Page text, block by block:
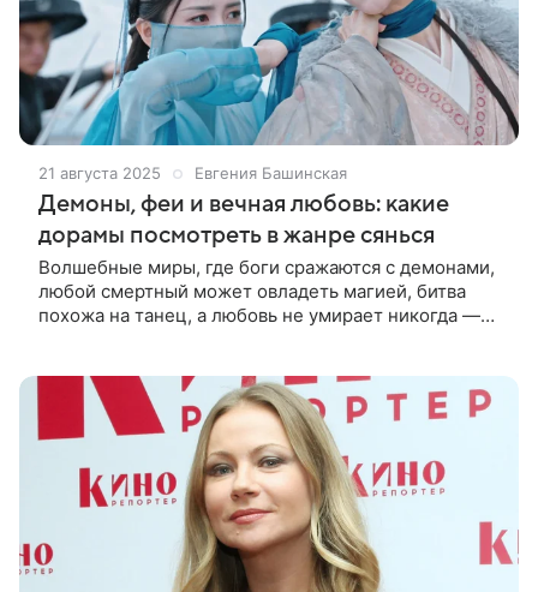
21 августа 2025 Евгения Башинская
Демоны, феи и вечная любовь: какие
дорамы посмотреть в жанре сянься
Волшебные миры, где боги сражаются с демонами,
любой смертный может овладеть магией, битва
похожа на танец, а любовь не умирает никогда —